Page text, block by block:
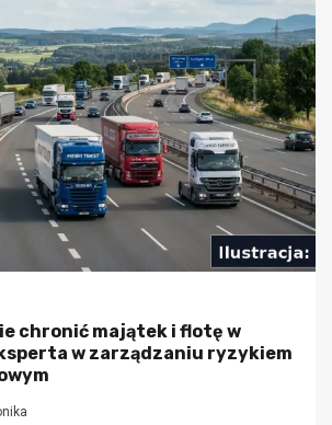
chronić majątek i flotę w
w zarządzaniu ryzykiem